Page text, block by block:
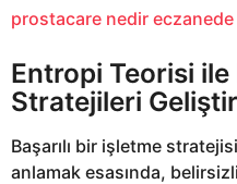
prostacare nedir eczanede
Entropi Teorisi ile
Stratejileri
Başarılı bir işletme
anlamak esasında,